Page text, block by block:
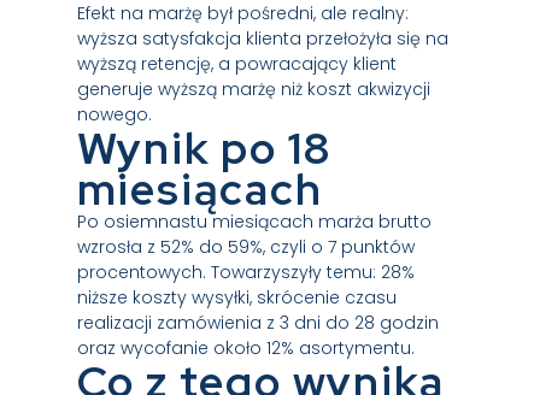
Efekt na marżę był pośredni, ale realny:
wyższa satysfakcja klienta przełożyła się na
wyższą retencję, a powracający klient
generuje wyższą marżę niż koszt akwizycji
nowego.
Wynik po 18
miesiącach
Po osiemnastu miesiącach marża brutto
wzrosła z 52% do 59%, czyli o 7 punktów
procentowych. Towarzyszyły temu: 28%
niższe koszty wysyłki, skrócenie czasu
realizacji zamówienia z 3 dni do 28 godzin
oraz wycofanie około 12% asortymentu.
Co z tego wynika